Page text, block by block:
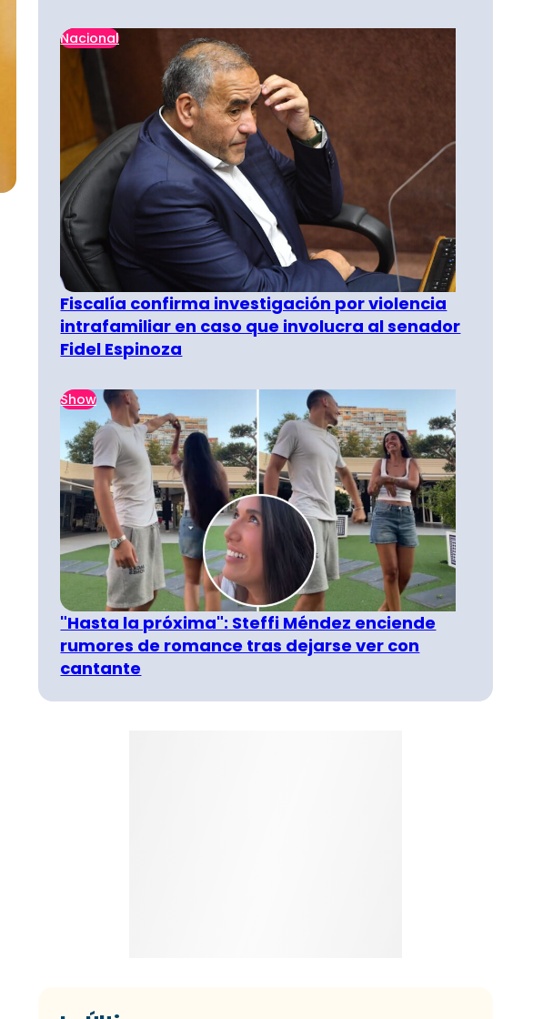
Nacional
Fiscalía confirma investigación por violencia
intrafamiliar en caso que involucra al senador
Fidel Espinoza
Show
"Hasta la próxima": Steffi Méndez enciende
rumores de romance tras dejarse ver con
cantante